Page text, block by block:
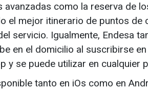
avanzadas como la reserva de
el mejor itinerario de puntos
servicio. Igualmente, Endesa
en el domicilio al suscribirse
y se puede utilizar en cualquier
tanto en iOs como en